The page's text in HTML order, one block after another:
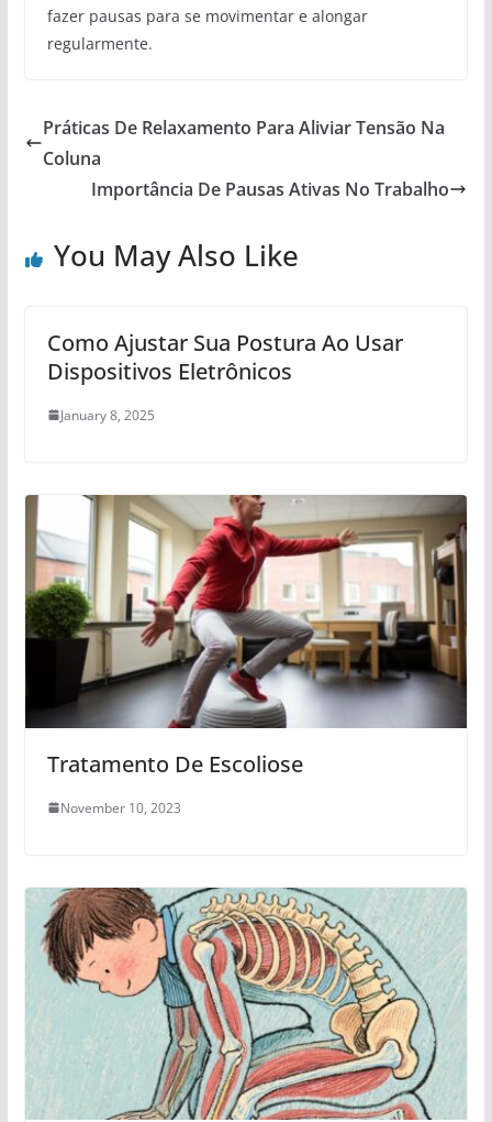
fazer pausas para se movimentar e alongar
regularmente.
Práticas De Relaxamento Para Aliviar Tensão Na
Coluna
Importância De Pausas Ativas No Trabalho
You May Also Like
Como Ajustar Sua Postura Ao Usar
Dispositivos Eletrônicos
January 8, 2025
Tratamento De Escoliose
November 10, 2023